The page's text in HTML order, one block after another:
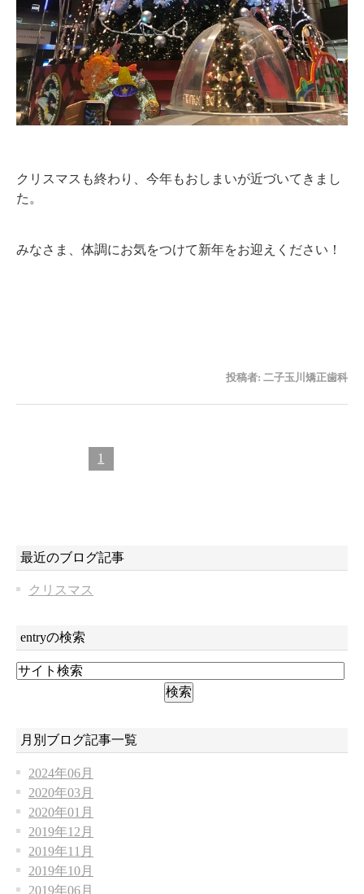
クリスマスも終わり、今年もおしまいが近づいてきまし
た。
みなさま、体調にお気をつけて新年をお迎えください！
投稿者: 二子玉川矯正歯科
1
最近のブログ記事
クリスマス
entryの検索
月別ブログ記事一覧
2024年06月
2020年03月
2020年01月
2019年12月
2019年11月
2019年10月
2019年06月